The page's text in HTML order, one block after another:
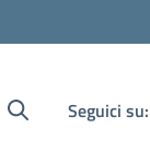
Seguici su: